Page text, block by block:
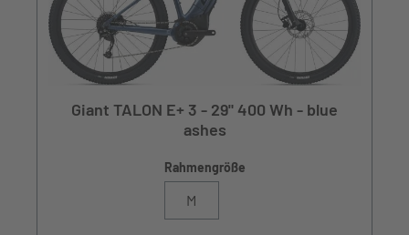
Giant TALON E+ 3 - 29" 400 Wh - blue
ashes
Rahmengröße
M